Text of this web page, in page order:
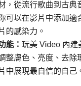
，從流行歌曲到古典
可以在影片中添加適
的感染力。
能： 玩美 Video 內建
整膚色、亮度、去除
中展現最自信的自己